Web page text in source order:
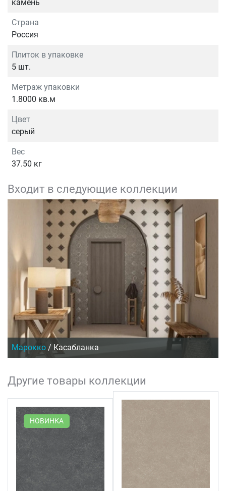
камень
Страна
Россия
Плиток в упаковке
5 шт.
Метраж упаковки
1.8000 кв.м
Цвет
серый
Вес
37.50 кг
Входит в следующие коллекции
Марокко / Касабланка
Другие товары коллекции
НОВИНКА